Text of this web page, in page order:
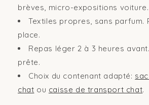
brèves, micro-expositions voiture.
Textiles propres, sans parfum.
place.
Repas léger 2 à 3 heures
prête.
Choix du contenant adapté:
chat ou caisse de transport chat.